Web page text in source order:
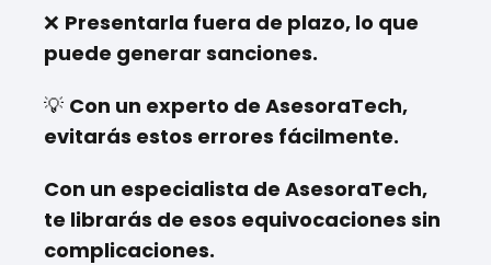
❌ Presentarla fuera de plazo, lo que
puede generar sanciones.
💡 Con un experto de AsesoraTech,
evitarás estos errores fácilmente.
Con un especialista de AsesoraTech,
te librarás de esos equivocaciones sin
complicaciones.